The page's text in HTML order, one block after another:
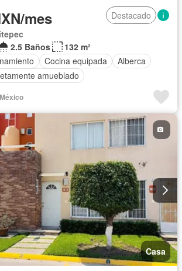
mes
Destacado
2.5 Baños
132 m²
Cocina equipada
Alberca
amueblado
Casa